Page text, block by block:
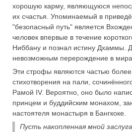
хорошую карму, являющуюся
их счастья. Упоминаемый в
"безопасный путь" является
человек впервые в течение
Ниббану и познал истину Дхаммы.
невозможным перерождение в
Эти строфы являются частью
стихотворения на пали,
Рамой IV. Вероятно, оно было
принцем и буддийским монахом,
настоятеля монастыря в Бангкоке.
Пусть накопленная мной заслуга